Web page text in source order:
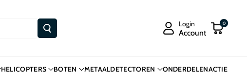
Login
Account
0
HELICOPTERS BOTEN METAALDETECTOREN ONDERDELENACTIE